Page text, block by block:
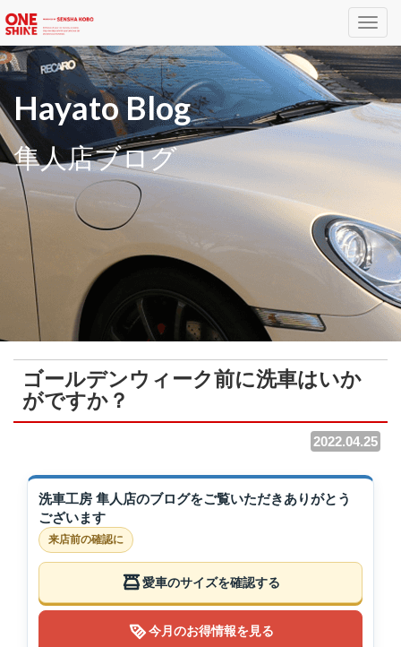
Hayato Blog
隼人店ブログ
ゴールデンウィーク前に洗車はいか
がですか？
2022.04.25
洗車工房 隼人店のブログをご覧いただきありがとう
ございます
来店前の確認に
愛車のサイズを確認する
今月のお得情報を見る